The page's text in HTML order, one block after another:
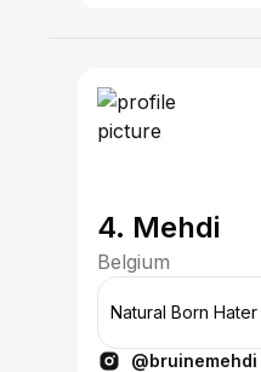
4. Mehdi
Belgium
@bruinemehdi